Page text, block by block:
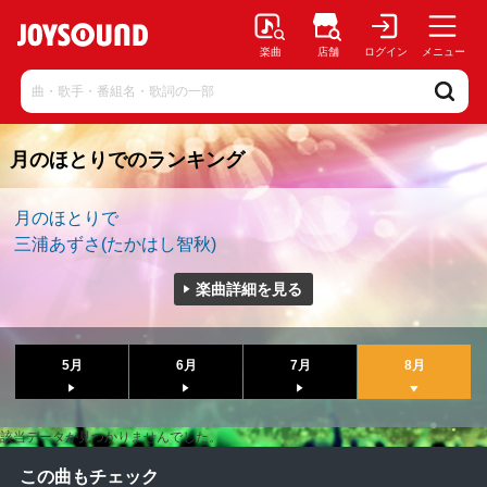
楽曲 店舗 ログイン メニュー
月のほとりでのランキング
月のほとりで
三浦あずさ(たかはし智秋)
楽曲詳細を見る
5月 6月 7月 8月
該当データが見つかりませんでした。
この曲もチェック